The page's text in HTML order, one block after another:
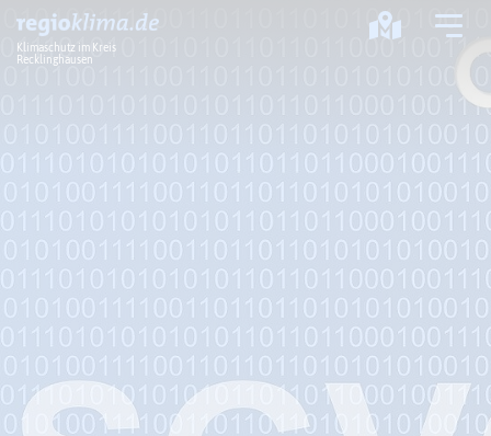
Klimaschutz im Kreis
Recklinghausen
Klimawandel
Klimaschutz
Klimaanpassung